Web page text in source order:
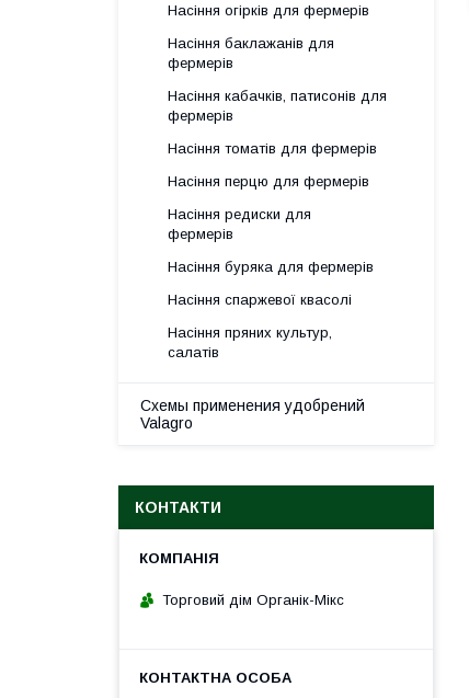
Насіння огірків для фермерів
Насіння баклажанів для
фермерів
Насіння кабачків, патисонів для
фермерів
Насіння томатів для фермерів
Насіння перцю для фермерів
Насіння редиски для
фермерів
Насіння буряка для фермерів
Насіння спаржевої квасолі
Насіння пряних культур,
салатів
Схемы применения удобрений
Valagro
КОНТАКТИ
Торговий дім Органік-Мікс